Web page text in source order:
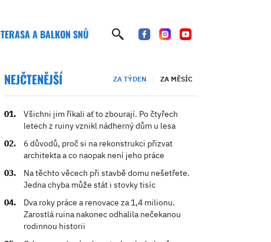
TERASA A BALKON SNŮ
NEJČTENĚJŠÍ ZA TÝDEN ZA MĚSÍC
Všichni jim říkali ať to zbourají. Po čtyřech
letech z ruiny vznikl nádherný dům u lesa
6 důvodů, proč si na rekonstrukci přizvat
architekta a co naopak není jeho práce
Na těchto věcech při stavbě domu nešetřete.
Jedna chyba může stát i stovky tisíc
Dva roky práce a renovace za 1,4 milionu.
Zarostlá ruina nakonec odhalila nečekanou
rodinnou historii